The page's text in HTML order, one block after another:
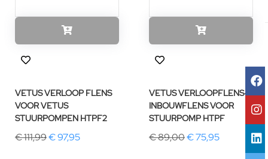
VETUS VERLOOP FLENS
VOOR VETUS
STUURPOMPEN HTPF2
€ 111,99€ 97,95
VETUS VERLOOPFLENS-
INBOUWFLENS VOOR
STUURPOMP HTPF
€ 89,00€ 75,95